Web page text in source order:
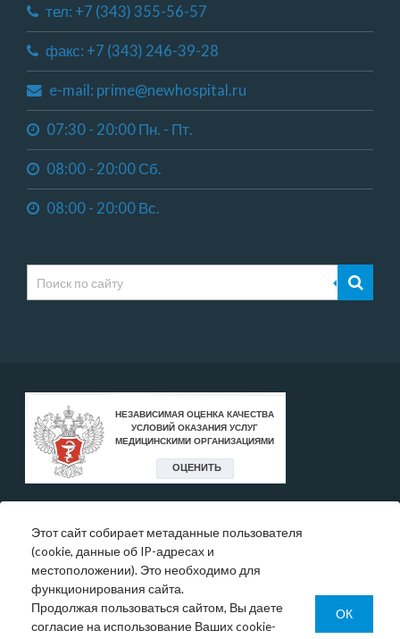
тел: +7 (343) 355-56-57
факс: +7 (343) 246-39-28
e-mail: prime@newhospital.ru
07:30 - 20:00 Пн. - Пт.
08:00 - 20:00 Сб.
08:00 - 20:00 Вс.
* Цены, указанные на сайте, носят исключительно
информативный характер и могут быть в любое время
изменены.
Окончательную информация необходимо уточнять у
администратора в регистратуре или по телефону:
+7 (343) 355-56-57.
Этот сайт собирает метаданные пользователя
(cookie, данные об IP-адресах и
местоположении). Это необходимо для
функционирования сайта.
Продолжая пользоваться сайтом, Вы даете
согласие на использование Ваших cookie-
ОК